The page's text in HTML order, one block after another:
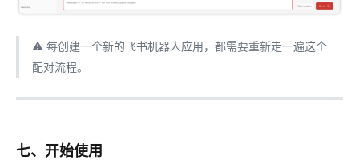
⚠️ 每创建一个新的飞书机器人应用，都需要重新走一遍这个
配对流程。
七、开始使用